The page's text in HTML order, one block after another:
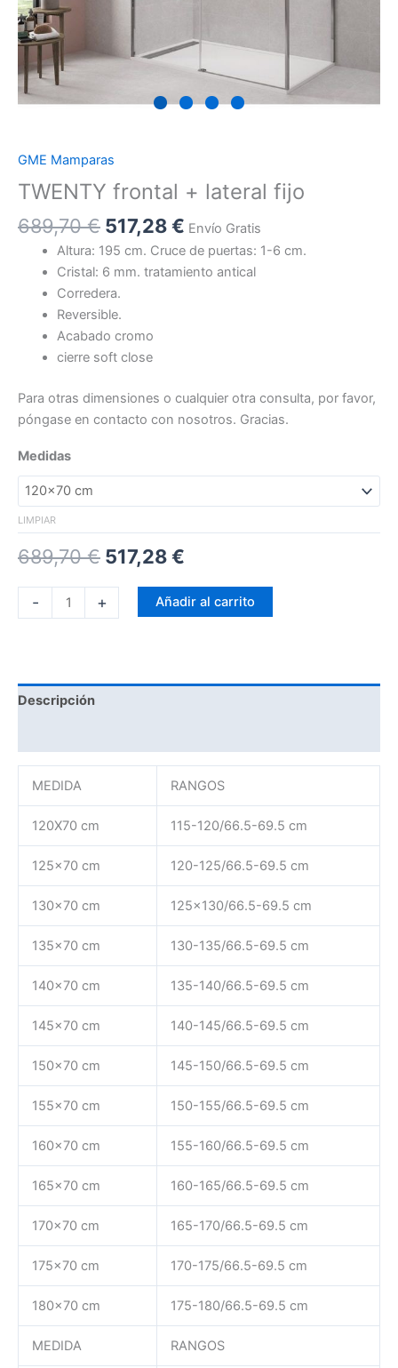
GME Mamparas
TWENTY frontal + lateral fijo
689,70€ 517,28€ Envío Gratis
Altura: 195 cm. Cruce de puertas: 1-6 cm.
Cristal: 6 mm. tratamiento antical
Corredera.
Reversible.
Acabado cromo
cierre soft close
Para otras dimensiones o cualquier otra consulta, por favor,
póngase en contacto con nosotros. Gracias.
Medidas
LIMPIAR
689,70€ 517,28€
- + Añadir al carrito
Descripción
MEDIDA RANGOS
120X70 cm 115-120/66.5-69.5 cm
125×70 cm 120-125/66.5-69.5 cm
130×70 cm 125×130/66.5-69.5 cm
135×70 cm 130-135/66.5-69.5 cm
140×70 cm 135-140/66.5-69.5 cm
145×70 cm 140-145/66.5-69.5 cm
150×70 cm 145-150/66.5-69.5 cm
155×70 cm 150-155/66.5-69.5 cm
160×70 cm 155-160/66.5-69.5 cm
165×70 cm 160-165/66.5-69.5 cm
170×70 cm 165-170/66.5-69.5 cm
175×70 cm 170-175/66.5-69.5 cm
180×70 cm 175-180/66.5-69.5 cm
MEDIDA RANGOS